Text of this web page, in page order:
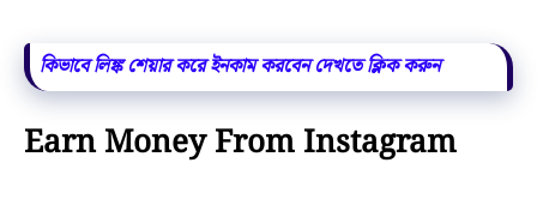
কিভাবে লিঙ্ক শেয়ার করে ইনকাম করবেন দেখতে ক্লিক করুন
Earn Money From Instagram